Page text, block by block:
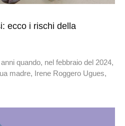
ecco i rischi della
quando, nel febbraio del 2024,
madre, Irene Roggero Ugues,